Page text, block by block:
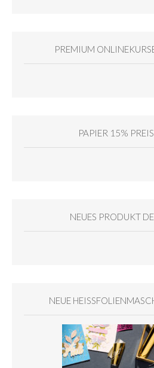
PREMIUM
PAPIER 15%
NEUES PRODUKT
NEUE